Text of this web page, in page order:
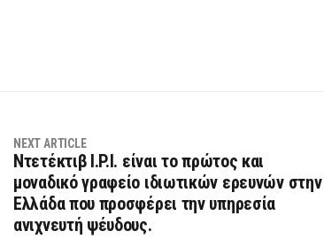
NEXT ARTICLE
Ντετέκτιβ I.P.I. είναι το πρώτος και
μοναδικό γραφείο ιδιωτικών ερευνών στην
Ελλάδα που προσφέρει την υπηρεσία
ανιχνευτή ψέυδους.